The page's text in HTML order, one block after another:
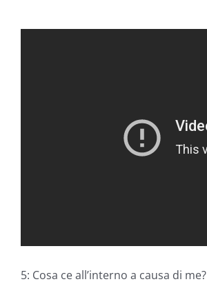
5: Cosa ce all’interno a causa di me?